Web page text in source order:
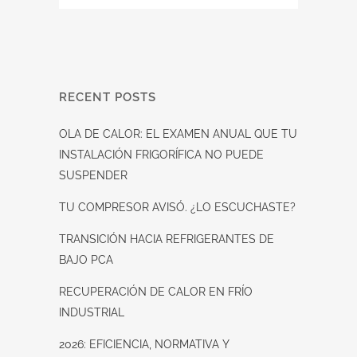
RECENT POSTS
OLA DE CALOR: EL EXAMEN ANUAL QUE TU
INSTALACIÓN FRIGORÍFICA NO PUEDE
SUSPENDER
TU COMPRESOR AVISÓ. ¿LO ESCUCHASTE?
TRANSICIÓN HACIA REFRIGERANTES DE
BAJO PCA
RECUPERACIÓN DE CALOR EN FRÍO
INDUSTRIAL
2026: EFICIENCIA, NORMATIVA Y